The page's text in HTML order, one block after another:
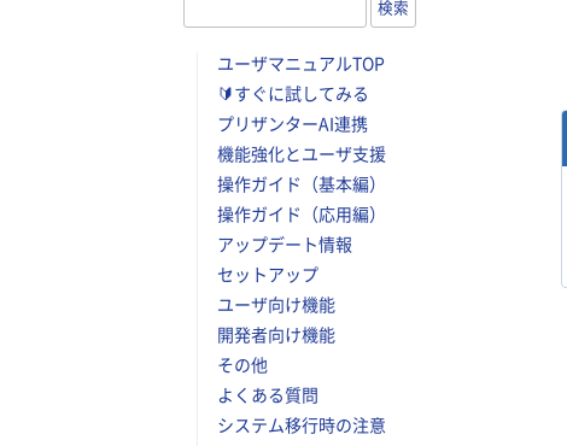
検索
ユーザマニュアルTOP
🔰すぐに試してみる
プリザンターAI連携
機能強化とユーザ支援
操作ガイド（基本編）
操作ガイド（応用編）
アップデート情報
セットアップ
ユーザ向け機能
開発者向け機能
その他
よくある質問
システム移行時の注意